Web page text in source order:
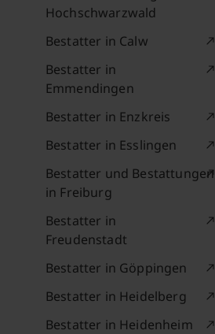
Hochschwarzwald
Bestatter in Calw
Bestatter in
Emmendingen
Bestatter in Enzkreis
Bestatter in Esslingen
Bestatter und Bestattungen
in Freiburg
Bestatter in
Freudenstadt
Bestatter in Göppingen
Bestatter in Heidelberg
Bestatter in Heidenheim